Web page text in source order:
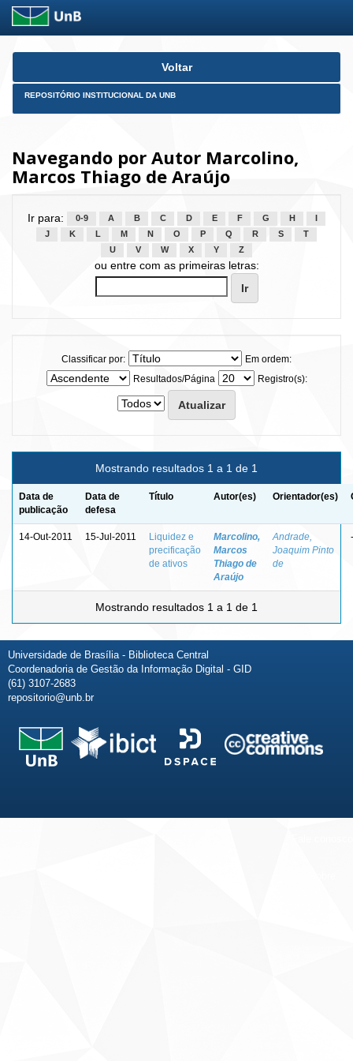
Skip
Voltar
REPOSITÓRIO INSTITUCIONAL DA UNB
Navegando por Autor Marcolino,
Marcos Thiago de Araújo
Ir para: 0-9 A B C D E F G H
J
K L M N O P Q R S
T
U
V W X Y Z
ou entre com as primeiras letras:
Classificar por:
Em ordem:
Resultados/Página
Registro(s):
Mostrando resultados 1 a 1 de 1
Data de
publicação
Data de
defesa
Título Autor(es) Orientador(es)
14-Out-2011 15-Jul-2011
Liquidez e
precificação
de ativos
Marcolino,
Marcos
Thiago de
Araújo
Andrade,
Joaquim Pinto
de
-
Mostrando resultados 1 a 1 de 1
Universidade de Brasília - Biblioteca Central
Coordenadoria de Gestão da Informação Digital - GID
(61) 3107-2683
repositorio@unb.br